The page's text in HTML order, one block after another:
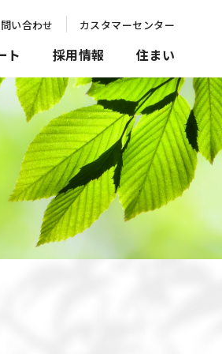
い合わせ カスタマーセンター
ト 採用情報 住まい